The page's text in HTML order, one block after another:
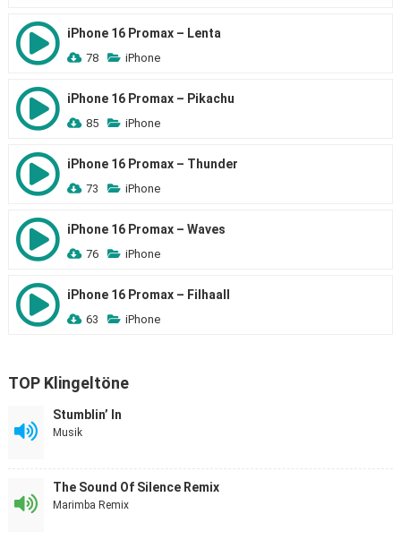
iPhone 16 Promax – Lenta
78 iPhone
iPhone 16 Promax – Pikachu
85 iPhone
iPhone 16 Promax – Thunder
73 iPhone
iPhone 16 Promax – Waves
76 iPhone
iPhone 16 Promax – Filhaall
63 iPhone
TOP Klingeltöne
Stumblin’ In
Musik
The Sound Of Silence Remix
Marimba Remix